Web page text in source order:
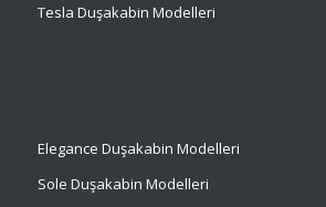
Tesla Duşakabin Modelleri
Elegance Duşakabin Modelleri
Sole Duşakabin Modelleri